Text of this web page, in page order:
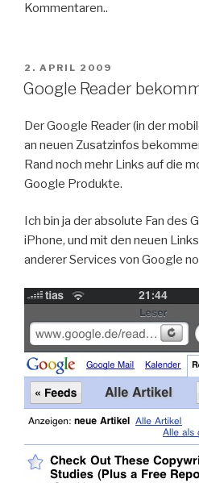
Kommentaren..
VERÖFFENTLICHT
AM
2. APRIL 2009
Google Reader
Der Google Reader (in der
an neuen Zusatzinfos
Rand noch mehr Links auf die
Google Produkte.
Ich bin ja der absolute Fan des
iPhone, und mit den neuen
anderer Services von Google